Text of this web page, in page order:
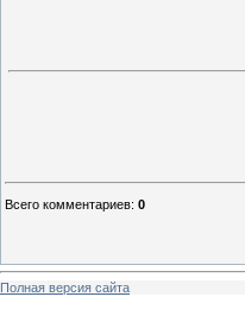
Всего комментариев: 0
Полная версия сайта